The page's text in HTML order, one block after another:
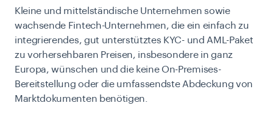
Kleine und mittelständische Unternehmen sowie
wachsende Fintech-Unternehmen, die ein einfach zu
integrierendes, gut unterstütztes KYC- und AML-Paket
zu vorhersehbaren Preisen, insbesondere in ganz
Europa, wünschen und die keine On-Premises-
Bereitstellung oder die umfassendste Abdeckung von
Marktdokumenten benötigen.